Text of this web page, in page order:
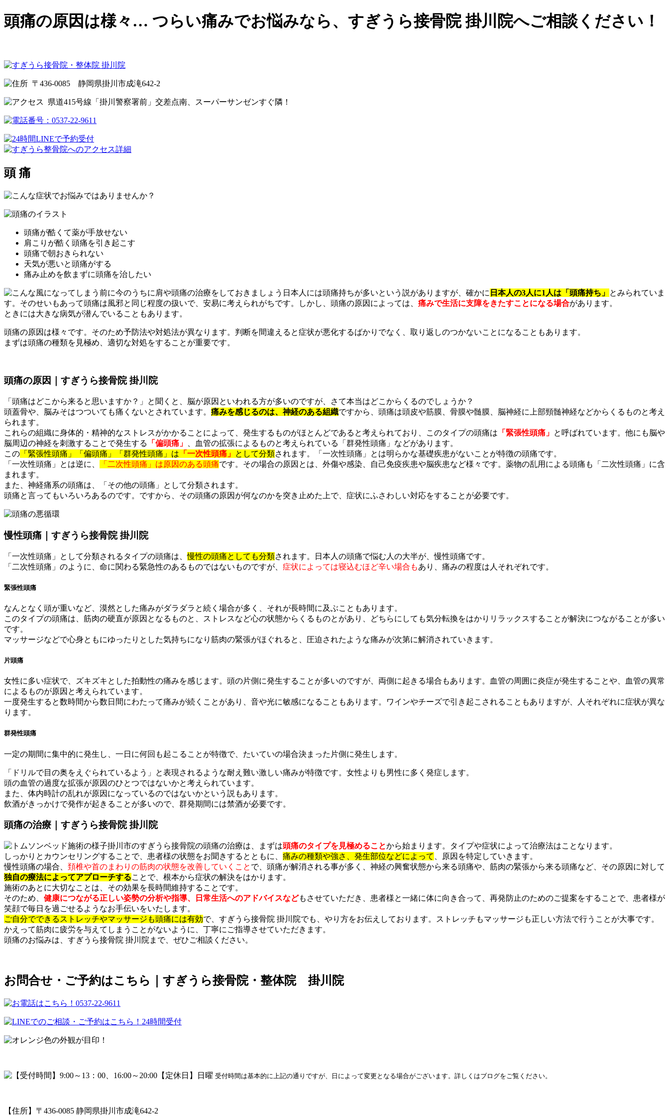
頭痛の原因は様々… つらい痛みでお悩みなら、すぎうら接骨院 掛川院へご相談ください！
〒436-0085 静岡県掛川市成滝642-2
県道415号線「掛川警察署前」交差点南、スーパーサンゼンすぐ隣！
頭 痛
頭痛が酷くて薬が手放せない
肩こりが酷く頭痛を引き起こす
頭痛で朝おきられない
天気が悪いと頭痛がする
痛み止めを飲まずに頭痛を治したい
日本人には頭痛持ちが多いという説がありますが、確かに 日本人の3人に1 人は「頭痛持ち」 とみられていま
す。そのせいもあって頭痛は風邪と同じ程度の扱いで、安易に考えられがちです。しかし、頭痛の原因によっては、 痛みで生活に支障をきたすことになる場合があります。
ときには大きな病気が潜んでいることもあります。
頭痛の原因は様々です。そのため予防法や対処法が異なります。判断を間違えると症状が悪化するばかりでなく、取り返しのつかないことになることもあります。
まずは頭痛の種類を見極め、適切な対処をすることが重要です。
頭痛の原因｜すぎうら接骨院 掛川院
「頭痛はどこから来ると思いますか？」と聞くと、脳が原因といわれる方が多いのですが、さて本当はどこからくるのでしょうか？
頭蓋骨や、脳みそはつついても痛くないとされています。 痛みを感じるのは、神経のある組織ですから、頭痛は頭皮や筋膜、骨膜や髄膜、脳神経に上部頸髄神経などからくるものと考え
られます。
これらの組織に身体的・精神的なストレスがかかることによって、発生するものがほとんどであると考えられており、このタイプの頭痛は 「緊張性頭痛」 と呼ばれています。他にも脳や
脳周辺の神経を刺激することで発生する
「偏頭痛」
、血管の拡張によるものと考えられている「群発性頭痛」などがあります。
この 「緊張性頭痛」「偏頭痛」「群発性頭痛」は 「一次性頭痛」 として分類されます。「一次性頭痛」とは明らかな基礎疾患がないことが特徴の頭痛です。
「一次性頭痛」とは逆に、
「二次性頭痛」は原因のある頭痛です。その場合の原因とは、 外傷や感染、自己免疫疾患や脳疾患など様々です。薬物の乱用による頭痛も「二次性頭痛」に含
まれます。
また、神経痛系の頭痛は、「その他の頭痛」として分類されます。
頭痛と言ってもいろいろあるのです。ですから、その頭痛の原因が何なのかを突き止めた上で、症状にふさわしい対応をすることが必要です。
慢性頭痛｜すぎうら接骨院 掛川院
「一次性頭痛」として分類されるタイプの頭痛は、慢性の頭痛としても分類されます。日本人の頭痛で悩む人の大半が、慢性頭痛です。
「二次性頭痛」のように、命に関わる緊急性のあるものではないものですが、 症状によっては寝込むほど辛い場合もあり、痛みの程度は人それぞれです。
緊張性頭痛
なんとなく頭が重いなど、漠然とした痛みがダラダラと続く場合が多く、それが長時間に及ぶこともあります。
このタイプの頭痛は、筋肉の硬直が原因となるものと、ストレスなど心の状態からくるものとがあり、どちらにしても気分転換をはかりリラックスすることが解決につながることが多い
です。
マッサージなどで心身ともにゆったりとした気持ちになり筋肉の緊張がほぐれると、圧迫されたような痛みが次第に解消されていきます。
片頭痛
女性に多い症状で、ズキズキとした拍動性の痛みを感じます。頭の片側に発生することが多いのですが、両側に起きる場合もあります。血管の周囲に炎症が発生することや、血管の異常
によるものが原因と考えられています。
一度発生すると数時間から数日間にわたって痛みが続くことがあり、音や光に敏感になることもあります。ワインやチーズで引き起こされることもありますが、人それぞれに症状が異な
ります。
群発性頭痛
一定の期間に集中的に発生し、一 日に何回も起こることが特徴で、たいていの場合決まった片側に発生します。
「ドリルで目の奥をえぐられているよう」と表現されるような耐え難い激しい痛みが特徴です。女性よりも男性に多く発症します。
頭の血管の過度な拡張が原因のひとつではないかと考えられています。
また、体内時計の乱れが原因になっているのではないかという説もあります。
飲酒がきっかけで発作が起きることが多いので、群発期間には禁酒が必要です。
頭痛の治療｜すぎうら接骨院 掛川院
掛川市のすぎうら接骨院の頭痛の治療は、まずは頭痛のタイプを見極めることから始まります。タイプや症状によって治療法はことなります。
しっかりとカウンセリングすることで、患者様の状態をお聞きするとともに、 痛みの種類や強さ、発生部位などによって
、原因を特定していきます。
慢性頭痛の場合、 頚椎や首のまわりの筋肉の状態を改善していくこと で、頭痛が解消される事が多く、神経の興奮状態から来る頭痛や、筋肉の緊張から来る頭痛など、その原因に対して
独自の療法によってアプローチすることで、根本から症状の解決をはかります。
施術のあとに大切なことは、その効果を長時間維持することです。
そのため、 健康につながる正しい姿勢の分析や指導、日常生活へのアドバイスなどもさせていただき、患者様と一緒に体に向き合って、再発防止のためのご提案をすることで、患者様が
笑顔で毎日を過ごせるようなお手伝いをいたします。
ご自分でできるストレッチやマッサージも頭痛には有効で、すぎうら接骨院 掛川院でも、やり方をお伝えしております。ストレッチもマッサージも正しい方法で行うことが大事です。
かえって筋肉に疲労を与えてしまうことがないように、丁寧にご指導させていただきます。
頭痛のお悩みは、すぎうら接骨院 掛川院まで、ぜひご相談ください。
お問合せ・ご予約はこちら｜すぎうら接骨院・整体院 掛川院
受付時間は基本的に上記の通りですが、日によって変更となる場合がございます。詳しくはブログをご覧ください。
【住所】〒436-0085 静岡県掛川市成滝642-2